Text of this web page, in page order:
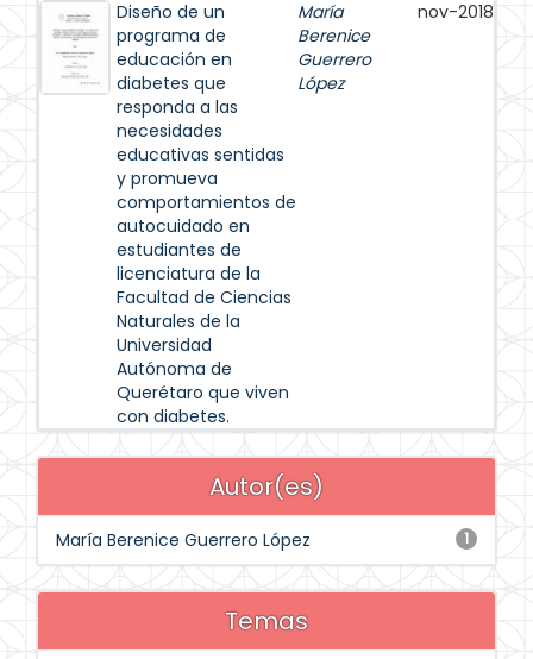
Diseño de un
programa de
educación en
diabetes que
responda a las
necesidades
educativas sentidas
y promueva
comportamientos de
autocuidado en
estudiantes de
licenciatura de la
Facultad de Ciencias
Naturales de la
Universidad
Autónoma de
Querétaro que viven
con diabetes.
María
Berenice
Guerrero
López
nov-2018
Autor(es)
1
María Berenice Guerrero López
Temas